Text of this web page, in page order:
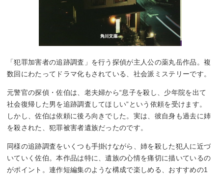
「犯罪加害者の追跡調査」を行う探偵が主人公の薬丸岳作品。複
数回にわたってドラマ化もされている、社会派ミステリーです。
元警官の探偵・佐伯は、老夫婦から“息子を殺し、少年院を出て
社会復帰した男を追跡調査してほしい”という依頼を受けます。
しかし、佐伯は依頼に後ろ向きでした。実は、彼自身も過去に姉
を殺された、犯罪被害者遺族だったのです。
同様の追跡調査をいくつも手掛けながら、姉を殺した犯人に近づ
いていく佐伯。本作品は特に、遺族の心情を痛切に描いているの
がポイント。連作短編集のような構成で楽しめる、おすすめの1